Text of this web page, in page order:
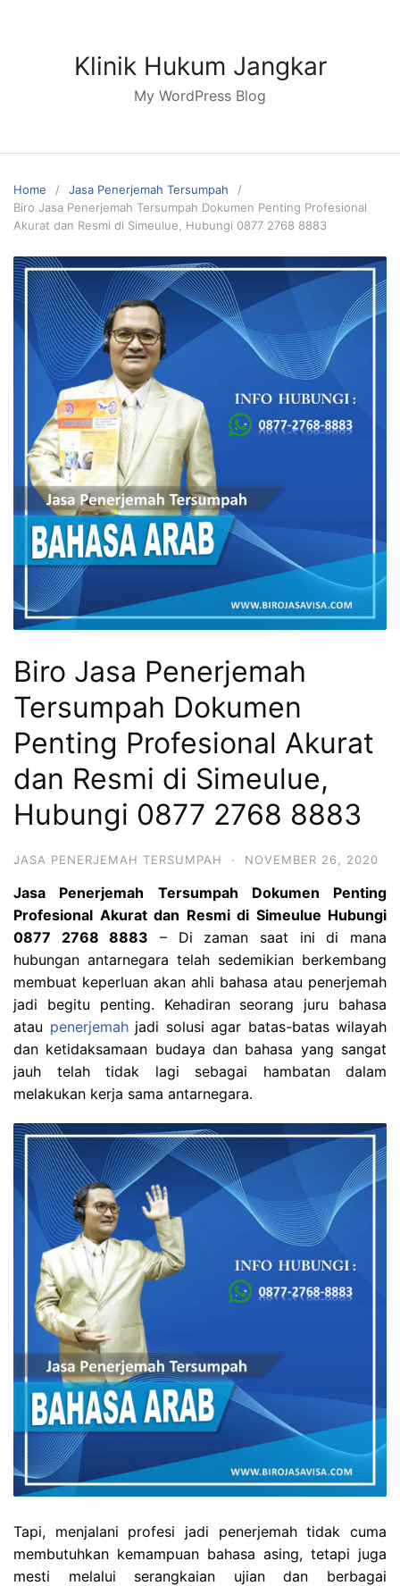
Klinik Hukum Jangkar
My WordPress Blog
Home
Jasa Penerjemah Tersumpah
Biro Jasa Penerjemah Tersumpah Dokumen Penting Profesional
Akurat dan Resmi di Simeulue, Hubungi 0877 2768 8883
Biro Jasa Penerjemah
Tersumpah Dokumen
Penting Profesional Akurat
dan Resmi di Simeulue,
Hubungi 0877 2768 8883
JASA PENERJEMAH TERSUMPAH · NOVEMBER 26, 2020
Jasa Penerjemah Tersumpah Dokumen Penting
Profesional Akurat dan Resmi di Simeulue Hubungi
0877 2768 8883 – Di zaman saat ini di mana
hubungan antarnegara telah sedemikian berkembang
membuat keperluan akan ahli bahasa atau penerjemah
jadi begitu penting. Kehadiran seorang juru bahasa
atau penerjemahjadi solusi agar batas-batas wilayah
dan ketidaksamaan budaya dan bahasa yang sangat
jauh telah tidak lagi sebagai hambatan dalam
melakukan kerja sama antarnegara.
Tapi, menjalani profesi jadi penerjemah tidak cuma
membutuhkan kemampuan bahasa asing, tetapi juga
mesti melalui serangkaian ujian dan berbagai